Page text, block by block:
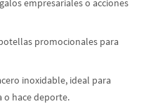
empresariales o acciones
promocionales para
inoxidable, ideal para
o hace deporte.